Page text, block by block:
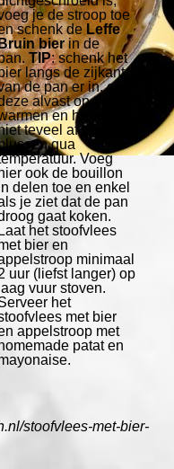
je de stroop toe
schenk deLeffe
bierin de
TIP: schenk het
langs de zijkant
de pan er in, om
alvast op te
en het vlees
teveel af te
qua
Voeg
hier ook de bouillon
delen toe en enkel
je ziet dat de pan
gaat koken.
Laat het stoofvlees
bier en
minimaal
uur (liefst langer) op
laag vuur stoven.
het
met bier
appelstroop met
homemade patat en
stoofvlees-met-bier-